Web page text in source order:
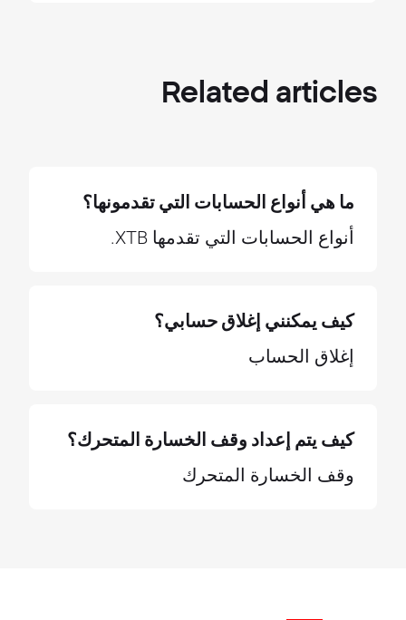
Related articles
ما هي أنواع الحسابات التي تقدمونها؟
أنواع الحسابات التي تقدمها XTB.
كيف يمكنني إغلاق حسابي؟
إغلاق الحساب
كيف يتم إعداد وقف الخسارة المتحرك؟
وقف الخسارة المتحرك